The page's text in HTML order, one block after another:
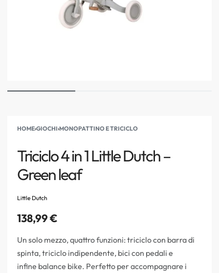
HOME›GIOCHI›MONOPATTINO E TRICICLO
Triciclo 4 in 1 Little Dutch –
Green leaf
Little Dutch
138,99€
Un solo mezzo, quattro funzioni: triciclo con barra di
spinta, triciclo indipendente, bici con pedali e
infine balance bike. Perfetto per accompagnare i